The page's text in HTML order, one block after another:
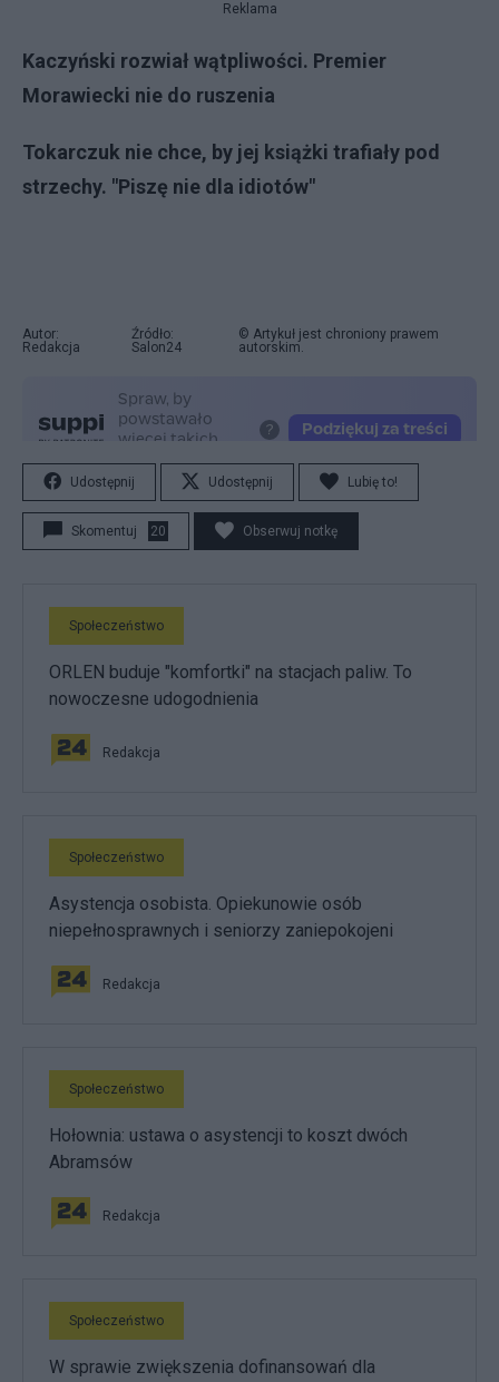
Reklama
Kaczyński rozwiał wątpliwości. Premier
Morawiecki nie do ruszenia
Tokarczuk nie chce, by jej książki trafiały pod
strzechy. "Piszę nie dla idiotów"
Autor:
Redakcja
Źródło:
Salon24
© Artykuł jest chroniony prawem
autorskim.
Udostępnij Udostępnij Lubię to!
Skomentuj 20 Obserwuj notkę
Społeczeństwo
ORLEN buduje "komfortki" na stacjach paliw. To
nowoczesne udogodnienia
Redakcja
Społeczeństwo
Asystencja osobista. Opiekunowie osób
niepełnosprawnych i seniorzy zaniepokojeni
Redakcja
Społeczeństwo
Hołownia: ustawa o asystencji to koszt dwóch
Abramsów
Redakcja
Społeczeństwo
W sprawie zwiększenia dofinansowań dla